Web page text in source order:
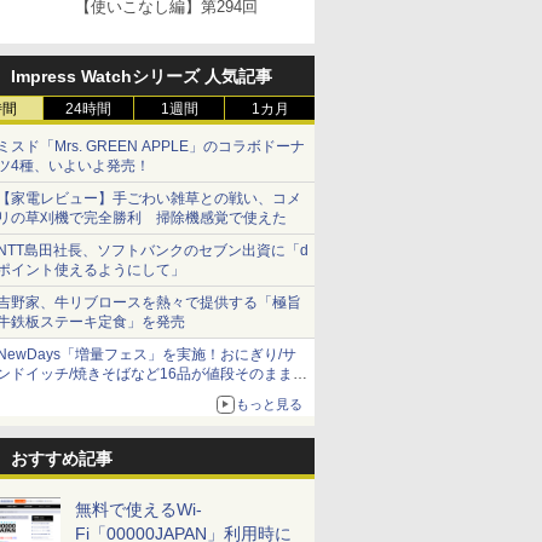
【使いこなし編】第294回
Impress Watchシリーズ 人気記事
24時間 1週間 1カ月
スド「Mrs. GREEN APPLE」のコラボドーナ
4種、いよいよ発売！
家電レビュー】手ごわい雑草との戦い、コメ
の草刈機で完全勝利 掃除機感覚で使えた
島田社長、ソフトバンクのセブン出資に「d
イント使えるようにして」
野家、牛リブロースを熱々で提供する「極旨
鉄板ステーキ定食」を発売
「増量フェス」を実施！おにぎり/サ
ドイッチ/焼きそばなど16品が値段そのままで
もっと見る
おすすめ記事
無料で使えるWi-
Fi「00000JAPAN」利用時に